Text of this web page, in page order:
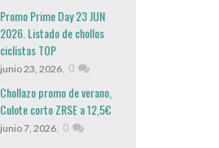
Promo Prime Day 23 JUN
2026. Listado de chollos
ciclistas TOP
junio 23, 2026, 0
Chollazo promo de verano,
Culote corto ZRSE a 12,5€
junio 7, 2026, 0